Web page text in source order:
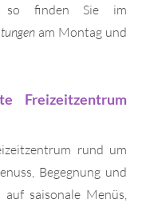
so finden Sie im
am Montag und
Freizeitzentrum
rund um
Begegnung und
auf saisonale Menüs,